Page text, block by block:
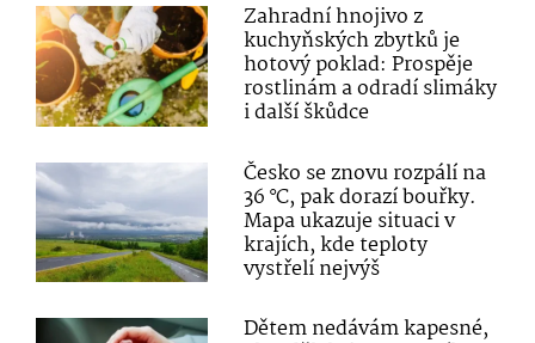
Zahradní hnojivo z
kuchyňských zbytků je
hotový poklad: Prospěje
rostlinám a odradí slimáky
i další škůdce
Česko se znovu rozpálí na
36 °C, pak dorazí bouřky.
Mapa ukazuje situaci v
krajích, kde teploty
vystřelí nejvýš
Dětem nedávám kapesné,